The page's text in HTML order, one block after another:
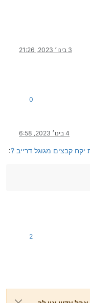
3 בינו׳ 2023, 21:26
0
4 בינו׳ 2023, 6:58
קבצים מגוגל דרייב ?:
2